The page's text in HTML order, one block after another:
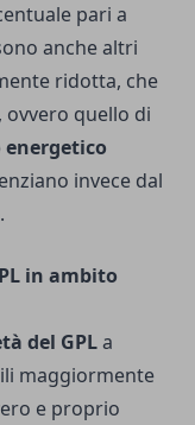
pari a
anche altri
ridotta, che
quello di
invece dal
in ambito
del GPLa
maggiormente
e proprio